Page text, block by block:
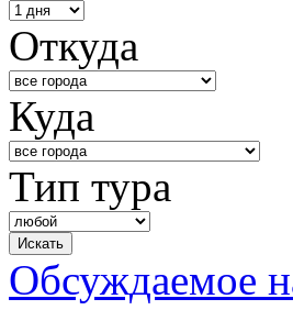
Откуда
Куда
Тип тура
Обсуждаемое